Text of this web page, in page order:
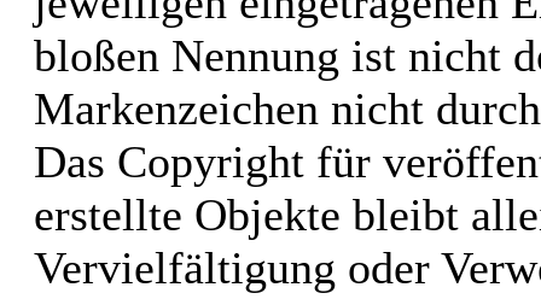
bloßen Nennung ist nicht
Markenzeichen nicht
Das Copyright für
erstellte Objekte bleibt
Vervielfältigung oder